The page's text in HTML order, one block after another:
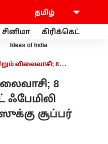
சினிமா கிரிக்கெட்
Ideas of India
விலைவாசி; 8
8
ஃபேமிலி
சூப்பர்